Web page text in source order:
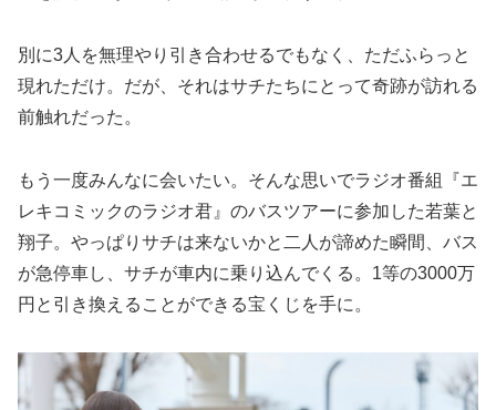
別に3人を無理やり引き合わせるでもなく、ただふらっと
現れただけ。だが、それはサチたちにとって奇跡が訪れる
前触れだった。
もう一度みんなに会いたい。そんな思いでラジオ番組『エ
レキコミックのラジオ君』のバスツアーに参加した若葉と
翔子。やっぱりサチは来ないかと二人が諦めた瞬間、バス
が急停車し、サチが車内に乗り込んでくる。1等の3000万
円と引き換えることができる宝くじを手に。